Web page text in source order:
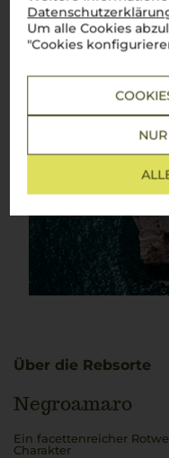
Um alle Cookies
"Cookies
Über die Rebsorte
Negroamaro
Ein facettenreicher
Charakter